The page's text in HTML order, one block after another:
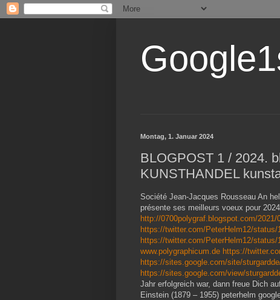
Montag, 1. Januar 2024
BLOGPOST 1 / 2024.
KUNSTHANDEL
Société Jean-Jacques Rousseau An
présente ses meilleurs voeux pour 2024
http://0700polygraf.blogspot.com/2021/
https://twitter.com/PeterHelm12/status/
https://twitter.com/PeterHelm12/status/
www.polygraphicum.de https://
https://sites.google.com/site/
https://sites.google.com/view/
Jahr erfolgreich war, dann freue Dich
Einstein (1879 – 1955) peterhelm